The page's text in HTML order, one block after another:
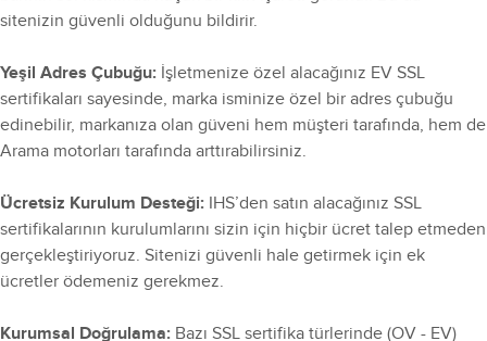
sitenizin güvenli olduğunu bildirir.
Yeşil Adres Çubuğu: İşletmenize özel alacağınız EV SSL
sertifikaları sayesinde, marka isminize özel bir adres çubuğu
edinebilir, markanıza olan güveni hem müşteri tarafında, hem de
Arama motorları tarafında arttırabilirsiniz.
Ücretsiz Kurulum Desteği: IHS’den satın alacağınız SSL
sertifikalarının kurulumlarını sizin için hiçbir ücret talep etmeden
gerçekleştiriyoruz. Sitenizi güvenli hale getirmek için ek
ücretler ödemeniz gerekmez.
Kurumsal Doğrulama: Bazı SSL sertifika türlerinde (OV - EV)